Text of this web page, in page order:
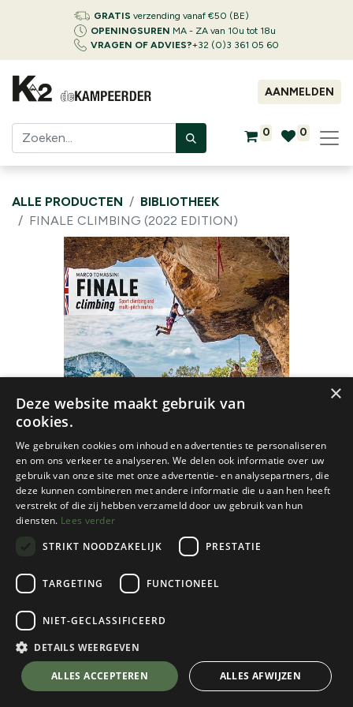
GRATIS verzending vanaf €50 (BE)
OPENINGSUREN MA - ZA van 10u tot 18u
VRAGEN OF ADVIES?+32 (0)3 361 05 60
AANMELDEN
0 0
ALLE PRODUCTEN
BIBLIOTHEEK
FINALE CLIMBING (2022 EDITION)
Cordee
Finale Climbing (2022 Edition)
€54,95
💬 Stel je vraag over dit product via WhatsApp
×
Deze website maakt gebruik van
cookies.
We gebruiken cookies om inhoud en advertenties te personaliseren
en om ons verkeer te analyseren. We delen ook informatie over uw
gebruik van onze site met onze advertentie- en analysepartners, die
deze kunnen combineren met andere informatie die u aan hen heeft
verstrekt of die zij hebben verzameld door uw gebruik van hun
diensten. Lees verder
STRIKT NOODZAKELIJK
PRESTATIE
TARGETING FUNCTIONEEL
NIET-GECLASSIFICEERD
DETAILS WEERGEVEN
ALLES ACCEPTEREN ALLES AFWIJZEN